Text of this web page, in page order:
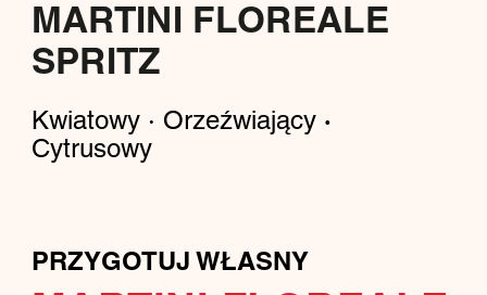
MARTINI FLOREALE
SPRITZ
Kwiatowy · Orzeźwiający ·
Cytrusowy
PRZYGOTUJ WŁASNY